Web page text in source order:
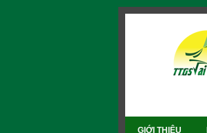
GIỚI THIỆU